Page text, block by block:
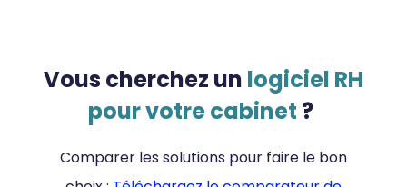
Vous cherchez un logiciel RH
pour votre cabinet ?
Comparer les solutions pour faire le bon